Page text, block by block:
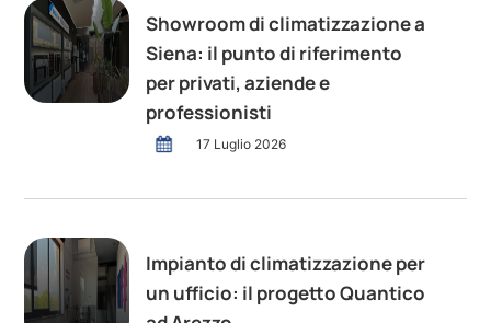
Showroom di climatizzazione a
Siena: il punto di riferimento
per privati, aziende e
professionisti
17 Luglio 2026
Impianto di climatizzazione per
un ufficio: il progetto Quantico